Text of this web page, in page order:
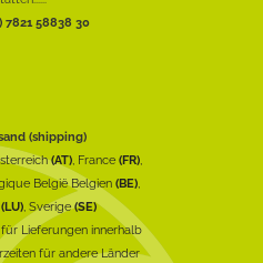
7821 58838 30
(shipping)
(AT), France (FR),
België Belgien (BE),
(LU), Sverige(SE)
Lieferungen innerhalb
für andere Länder